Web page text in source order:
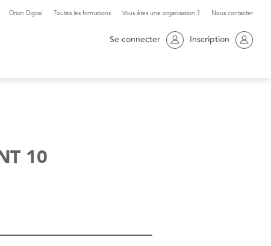
Orion Digital Toutes les formations Vous êtes une organisation ? Nous contacter
Se connecter Inscription
10